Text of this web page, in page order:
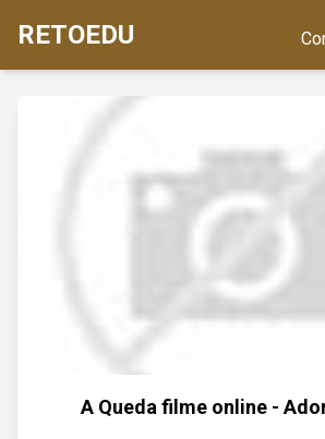
RETOEDU
A Queda filme online -